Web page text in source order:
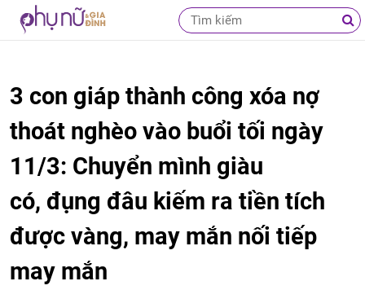
3 con giáp thành công xóa nợ
thoát nghèo vào buổi tối ngày
11/3: Chuyển mình giàu
có, đụng đâu kiếm ra tiền tích
được vàng, may mắn nối tiếp
may mắn